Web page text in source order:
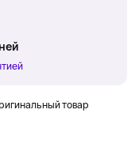
товар